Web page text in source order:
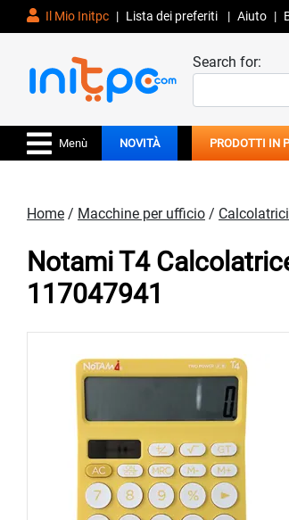
Il Mio Initpc | Lista dei preferiti | Aiuto |
Search for:
Menù NOVITÀ PRODOTTI IN
Home / Macchine per ufficio / Calcolatrici
Notami T4
117047941